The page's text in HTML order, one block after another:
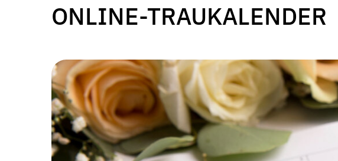
ONLINE-TRAUKALENDER